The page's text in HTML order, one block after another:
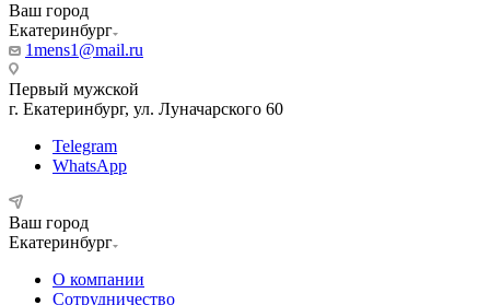
Ваш город
Екатеринбург
1mens1@mail.ru
Первый мужской
г. Екатеринбург, ул. Луначарского 60
Telegram
WhatsApp
Ваш город
Екатеринбург
О компании
Сотрудничество